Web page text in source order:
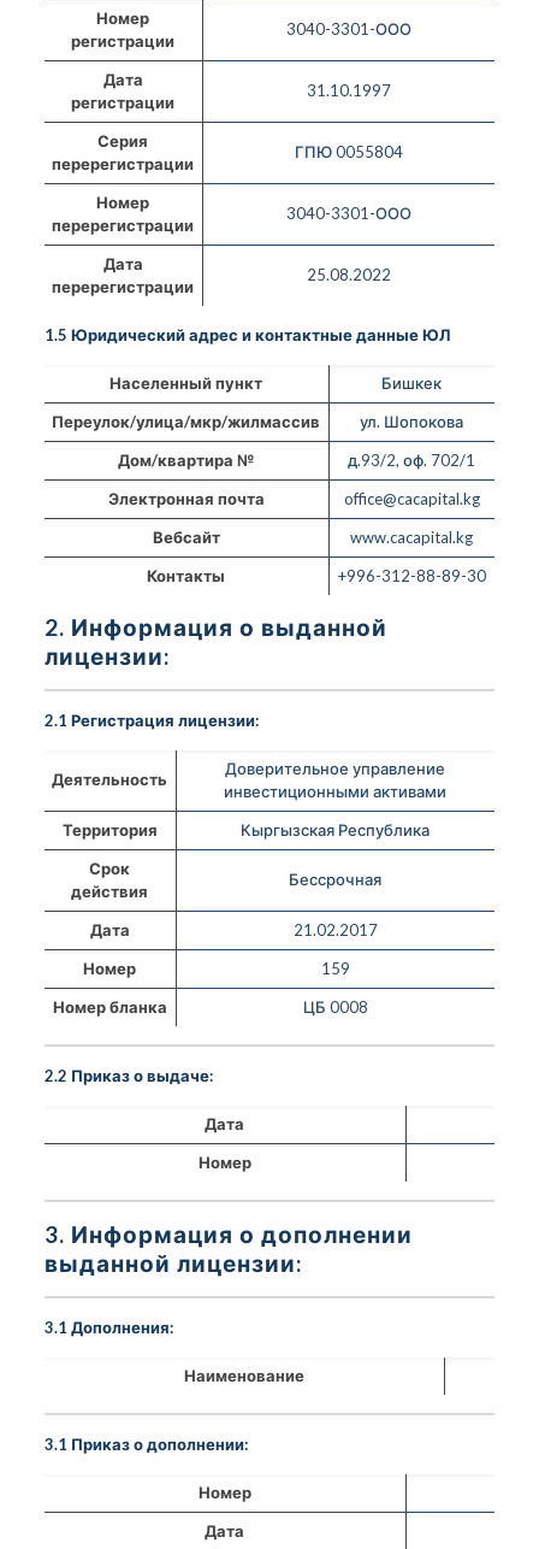
Номер
регистрации
3040-3301-ООО
Дата
регистрации
31.10.1997
Серия
перерегистрации
ГПЮ 0055804
Номер
перерегистрации
3040-3301-ООО
Дата
перерегистрации
25.08.2022
1.5 Юридический адрес и контактные данные ЮЛ
Населенный пункт
Бишкек
Переулок/улица/мкр/жилмассив
ул. Шопокова
Дом/квартира №
д.93/2, оф. 702/1
Электронная почта
office@cacapital.kg
Вебсайт
www.cacapital.kg
Контакты
+996-312-88-89-30
2. Информация о выданной
лицензии:
2.1 Регистрация лицензии:
Деятельность
Доверительное управление
инвестиционными активами
Территория
Кыргызская Республика
Срок
действия
Бессрочная
Дата
21.02.2017
Номер
159
Номер бланка
ЦБ 0008
2.2 Приказ о выдаче:
Дата
Номер
3. Информация о дополнении
выданной лицензии:
3.1 Дополнения:
Наименование
3.1 Приказ о дополнении:
Номер
Дата